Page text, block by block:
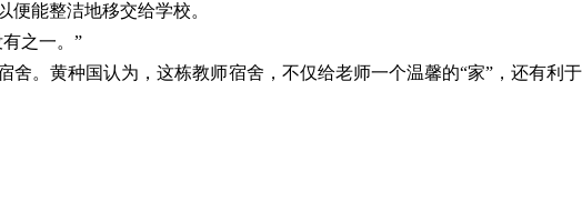
能整洁地移交给学校。
之一。”
。黄种国认为，这栋教师宿舍，不仅给老师一个温馨的“家”，还有利于